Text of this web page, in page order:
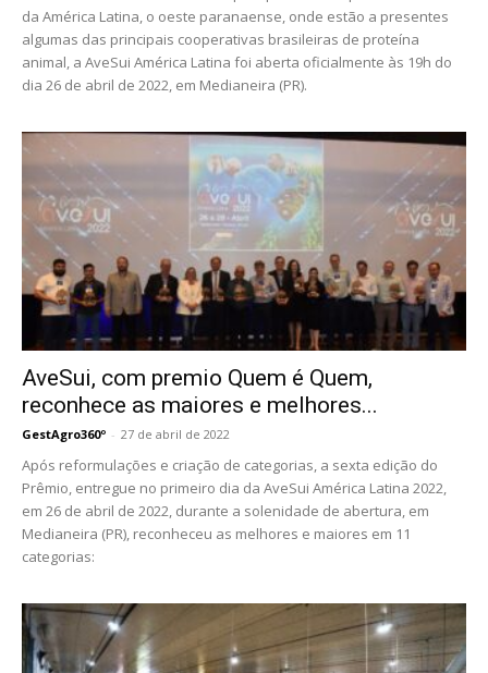
da América Latina, o oeste paranaense, onde estão a presentes
algumas das principais cooperativas brasileiras de proteína
animal, a AveSui América Latina foi aberta oficialmente às 19h do
dia 26 de abril de 2022, em Medianeira (PR).
AveSui, com premio Quem é Quem,
reconhece as maiores e melhores...
GestAgro360º - 27 de abril de 2022
Após reformulações e criação de categorias, a sexta edição do
Prêmio, entregue no primeiro dia da AveSui América Latina 2022,
em 26 de abril de 2022, durante a solenidade de abertura, em
Medianeira (PR), reconheceu as melhores e maiores em 11
categorias: